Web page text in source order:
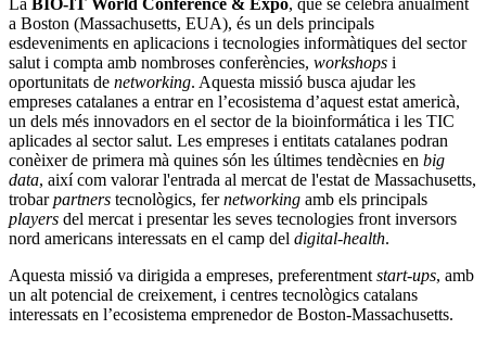
La BIO-IT World Conference & Expo, que se celebra anualment
a Boston (Massachusetts, EUA), és un dels principals
esdeveniments en aplicacions i tecnologies informàtiques del sector
salut i compta amb nombroses conferències, workshops i
oportunitats de networking. Aquesta missió busca ajudar les
empreses catalanes a entrar en l’ecosistema d’aquest estat americà,
un dels més innovadors en el sector de la bioinformática i les TIC
aplicades al sector salut. Les empreses i entitats catalanes podran
conèixer de primera mà quines són les últimes tendècnies en big
data, així com valorar l'entrada al mercat de l'estat de Massachusetts,
trobarpartners tecnològics, fernetworking amb els principals
players del mercat i presentar les seves tecnologies front inversors
nord americans interessats en el camp del digital-health.
Aquesta missió va dirigida a empreses, preferentmentstart-ups, amb
un alt potencial de creixement, i centres tecnològics catalans
interessats en l’ecosistema emprenedor de Boston-Massachusetts.